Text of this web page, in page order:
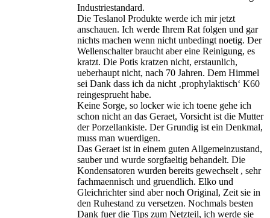
Industriestandard.
Die Teslanol Produkte werde ich mir jetzt
anschauen. Ich werde Ihrem Rat folgen und gar
nichts machen wenn nicht unbedingt noetig. Der
Wellenschalter braucht aber eine Reinigung, es
kratzt. Die Potis kratzen nicht, erstaunlich,
ueberhaupt nicht, nach 70 Jahren. Dem Himmel
sei Dank dass ich da nicht ‚prophylaktisch‘ K60
reingesprueht habe.
Keine Sorge, so locker wie ich toene gehe ich
schon nicht an das Geraet, Vorsicht ist die Mutter
der Porzellankiste. Der Grundig ist ein Denkmal,
muss man wuerdigen.
Das Geraet ist in einem guten Allgemeinzustand,
sauber und wurde sorgfaeltig behandelt. Die
Kondensatoren wurden bereits gewechselt , sehr
fachmaennisch und gruendlich. Elko und
Gleichrichter sind aber noch Original, Zeit sie in
den Ruhestand zu versetzen. Nochmals besten
Dank fuer die Tips zum Netzteil, ich werde sie